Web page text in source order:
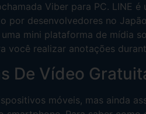
Viber para PC. LINE
desenvolvedores no
mini plataforma de mídia
você realizar anotações
De Vídeo
móveis, mas ainda